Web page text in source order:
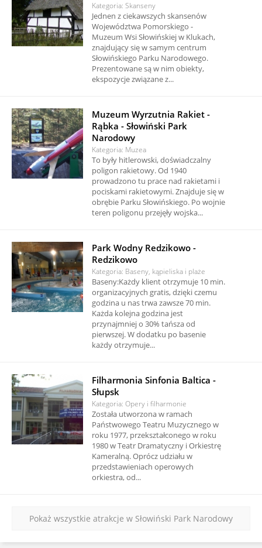
Kategoria: Skanseny
Jednen z ciekawszych skansenów
Województwa Pomorskiego -
Muzeum Wsi Słowińskiej w Klukach,
znajdujący się w samym centrum
Słowińskiego Parku Narodowego.
Prezentowane są w nim obiekty,
ekspozycje związane z...
Muzeum Wyrzutnia Rakiet -
Rąbka - Słowiński Park
Narodowy
Kategoria: Muzea
To były hitlerowski, doświadczalny
poligon rakietowy. Od 1940
prowadzono tu prace nad rakietami i
pociskami rakietowymi. Znajduje się w
obrębie Parku Słowińskiego. Po wojnie
teren poligonu przejęły wojska...
Park Wodny Redzikowo -
Redzikowo
Kategoria: Baseny, kąpieliska i plaże
Baseny:Każdy klient otrzymuje 10 min.
organizacyjnych gratis, dzięki czemu
godzina u nas trwa zawsze 70 min.
Każda kolejna godzina jest
przynajmniej o 30% tańsza od
pierwszej. W dodatku po basenie
każdy otrzymuje...
Filharmonia Sinfonia Baltica -
Słupsk
Kategoria: Opery i filharmonie
Została utworzona w ramach
Państwowego Teatru Muzycznego w
roku 1977, przekształconego w roku
1980 w Teatr Dramatyczny i Orkiestrę
Kameralną. Oprócz udziału w
przedstawieniach operowych
orkiestra, od...
Pokaż wszystkie atrakcje w Słowiński Park Narodowy